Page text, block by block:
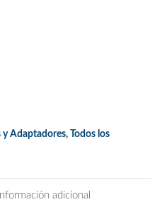
y Adaptadores,
Todos los
Información adicional